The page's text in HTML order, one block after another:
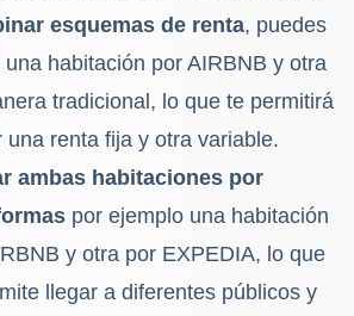
esquemas de renta, puedes
una habitación por AIRBNB y otra
tradicional, lo que te permitirá
una renta fija y otra variable.
ambas habitaciones por
por ejemplo una habitación
y otra por EXPEDIA, lo que
llegar a diferentes públicos y